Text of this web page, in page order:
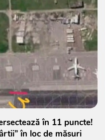
în 11 puncte!
în loc de măsuri